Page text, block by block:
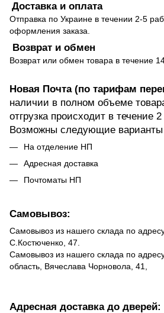
Доставка и оплата
Отправка по Украине в течении 2-5
оформления заказа.
Возврат и обмен
Возврат или обмен товара в течение
Новая Почта (по тарифам
наличии в полном объеме
отгрузка происходит в течение
Возможны следующие варианты
На отделение НП
Адресная доставка
Почтоматы НП
Самовывоз:
Самовывоз из нашего склада по адресу
С.Костюченко, 47.
Самовывоз из нашего склада по
область, Вячеслава Чорновола, 41,
Адресная доставка до дверей: